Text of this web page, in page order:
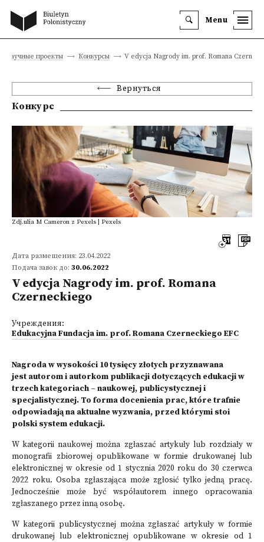
Menu
Научные проекты Конкурсы V edycja Nagrody im. prof. Romana
Вернуться
Конкурс
Zdj.ulia M Cameron z Pexels | Pexels
Дата размещения: 23.04.2022
Подача завок до: 30.06.2022
V edycja Nagrody im. prof. Romana
Czerneckiego
Учреждения:
Edukacyjna Fundacja im. prof. Romana Czerneckiego EFC
Nagroda w wysokości 10 tysięcy złotych przyznawana
jest autorom i autorkom publikacji dotyczących edukacji w
trzech kategoriach – naukowej, publicystycznej i
specjalistycznej. To forma docenienia prac, które trafnie
odpowiadają na aktualne wyzwania, przed którymi stoi
polski system edukacji.
W kategorii naukowej można zgłaszać artykuły lub rozdziały w
monografii zbiorowej opublikowane w formie drukowanej lub
elektronicznej w okresie od 1 stycznia 2020 roku do 30 czerwca
2022 roku. Osoba zgłaszająca może zgłosić tylko jedną pracę.
Jednocześnie może być współautorem innego opracowania
zgłaszanego przez inną osobę.
W kategorii publicystycznej można zgłaszać artykuły w formie
drukowanej lub elektronicznej opublikowane w okresie od 1